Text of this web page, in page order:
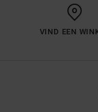
VIND EEN